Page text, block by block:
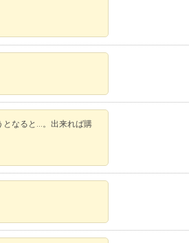
となると…。出来れば購